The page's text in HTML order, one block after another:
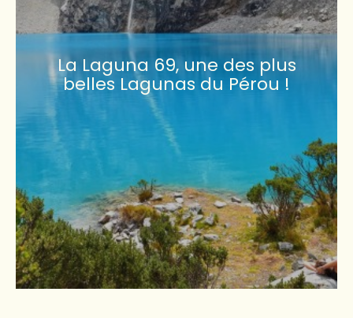
La Laguna 69, une des plus
belles Lagunas du Pérou !